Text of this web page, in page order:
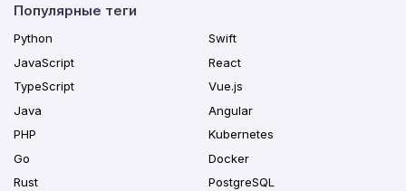
Популярные теги
Python
JavaScript
TypeScript
Java
PHP
Go
Rust
Swift
React
Vue.js
Angular
Kubernetes
Docker
PostgreSQL